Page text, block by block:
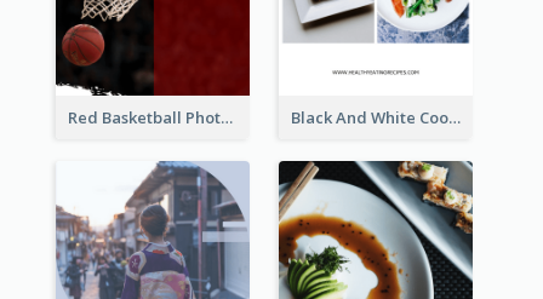
Red Basketball Photo Basketball Playoffs Instagram Story Black And White Cooking Recipes Instagram Story